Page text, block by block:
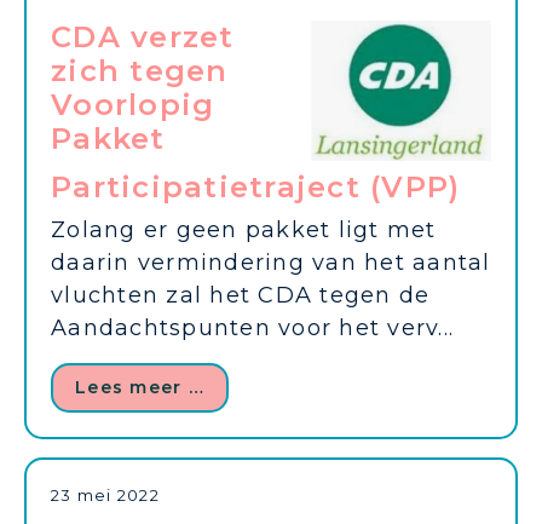
CDA verzet
zich tegen
Voorlopig
Pakket
Participatietraject (VPP)
Zolang er geen pakket ligt met
daarin vermindering van het aantal
vluchten zal het CDA tegen de
Aandachtspunten voor het verv...
Lees meer …
23 mei 2022